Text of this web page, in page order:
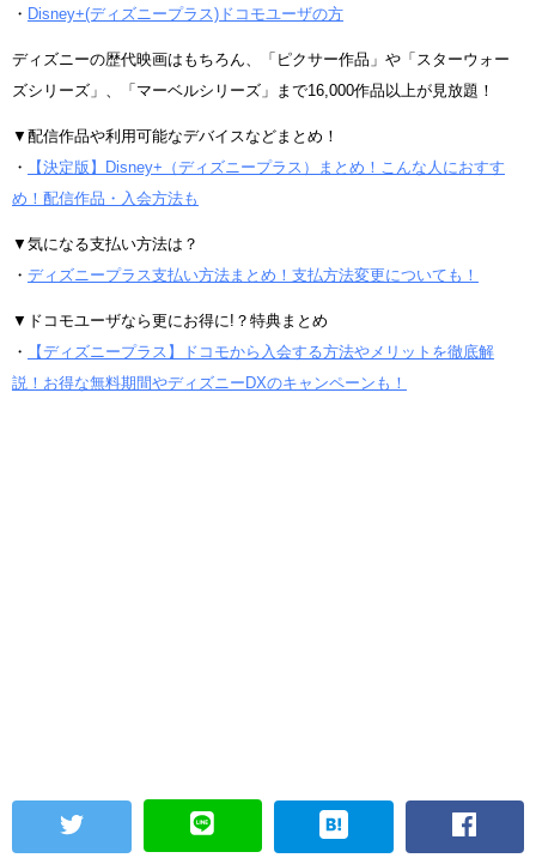
・ Disney+(ディズニープラス)ドコモユーザの方
ディズニーの歴代映画はもちろん、「ピクサー作品」や「スターウォー
ズシリーズ」、「マーベルシリーズ」まで16,000作品以上が見放題！
▼配信作品や利用可能なデバイスなどまとめ！
・
【決定版】Disney+（ディズニープラス）まとめ！こんな人におすす
め！配信作品・入会方法も
▼気になる支払い方法は？
・ ディズニープラス支払い方法まとめ！支払方法変更についても！
▼ドコモユーザなら更にお得に!？特典まとめ
・
【ディズニープラス】ドコモから入会する方法やメリットを徹底解
説！お得な無料期間やディズニーDXのキャンペーンも！